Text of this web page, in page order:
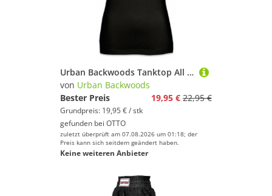
Urban Backwoods Tanktop All Valley Karate Championship Ärmelloses Damen T-Shirt Kid Tournament Logo Sign Martial Arts
von Urban Backwoods
Bester Preis
19,95 € 22,95 €
Grundpreis: 19,95 € / stk
gefunden bei OTTO
zuletzt überprüft am 07.08.2026 um 01:18; der
Preis kann sich seitdem geändert haben.
Keine weiteren Anbieter